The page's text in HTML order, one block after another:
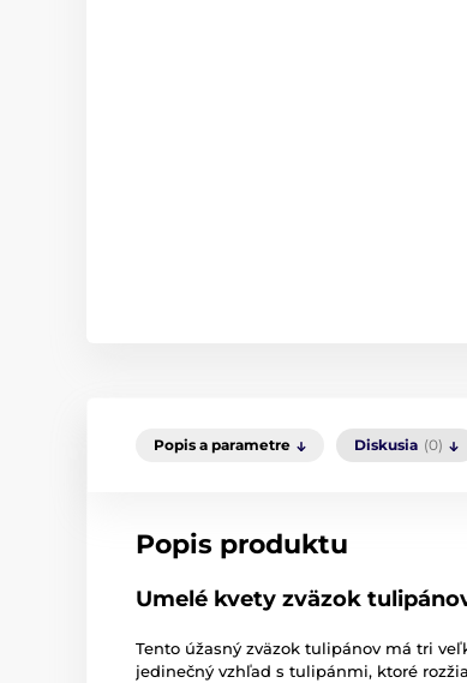
Popis a parametre Diskusia (0)
Popis produktu
Umelé kvety zväzok
Tento úžasný zväzok tulipánov má tri
jedinečný vzhľad s tulipánmi, ktoré